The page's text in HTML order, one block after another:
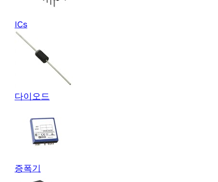
ICs
다이오드
증폭기